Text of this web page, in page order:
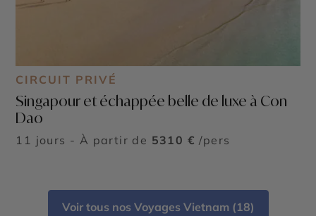
CIRCUIT PRIVÉ
Singapour et échappée belle de luxe à Con
Dao
11 jours - À partir de 5310 € /pers
Voir tous nos Voyages Vietnam (18)